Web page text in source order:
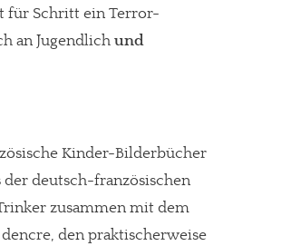
für Schritt ein Terror-
an Jugendlich und
Kinder-Bilderbücher
deutsch-französischen
zusammen mit dem
den praktischerweise